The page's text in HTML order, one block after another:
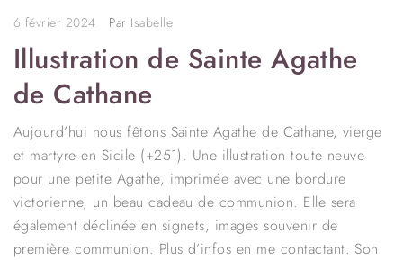
6 février 2024 Par Isabelle
Illustration de Sainte Agathe
de Cathane
Aujourd’hui nous fêtons Sainte Agathe de Cathane, vierge
et martyre en Sicile (+251). Une illustration toute neuve
pour une petite Agathe, imprimée avec une bordure
victorienne, un beau cadeau de communion. Elle sera
également déclinée en signets, images souvenir de
première communion. Plus d’infos en me contactant. Son